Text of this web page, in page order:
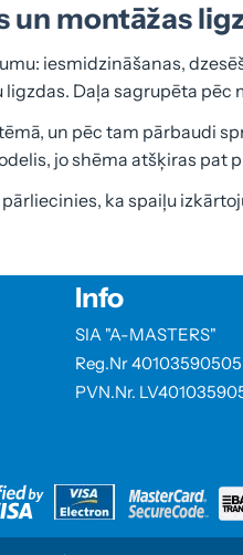
un montāžas
iesmidzināšanas,
Daļa sagrupēta
un pēc tam pārbaudi
jo shēma atšķiras pat
ka spaiļu
Info
SIA "A-MASTERS"
Reg.Nr 40103590505
PVN.Nr.